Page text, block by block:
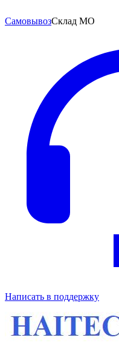
СамовывозСклад МО
Написать в поддержку